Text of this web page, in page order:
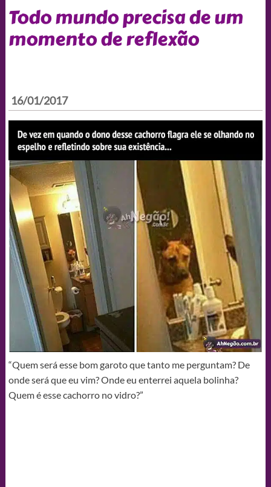
Todo mundo precisa de um
momento de reflexão
16/01/2017
“Quem será esse bom garoto que tanto me perguntam? De
onde será que eu vim? Onde eu enterrei aquela bolinha?
Quem é esse cachorro no vidro?”